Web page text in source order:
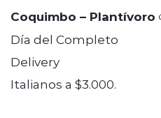
Coquimbo – Plantívoro
Día del Completo
Delivery
Italianos a $3.000.